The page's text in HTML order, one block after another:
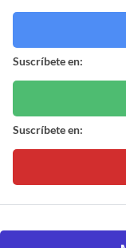
Suscríbete en:
Suscríbete en: